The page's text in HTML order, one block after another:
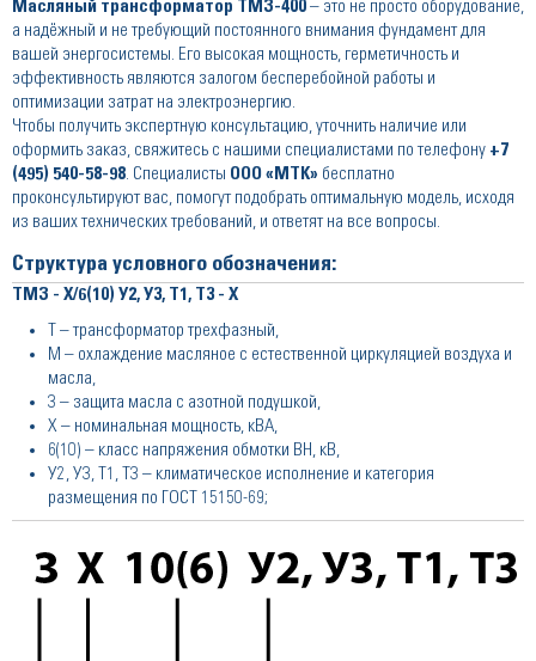
Масляный трансформатор ТМЗ-400 – это не просто оборудование,
а надёжный и не требующий постоянного внимания фундамент для
вашей энергосистемы. Его высокая мощность, герметичность и
эффективность являются залогом бесперебойной работы и
оптимизации затрат на электроэнергию.
Чтобы получить экспертную консультацию, уточнить наличие или
оформить заказ, свяжитесь с нашими специалистами по телефону +7
(495) 540-58-98. Специалисты ООО «МТК» бесплатно
проконсультируют вас, помогут подобрать оптимальную модель, исходя
из ваших технических требований, и ответят на все вопросы.
Структура условного обозначения:
ТМЗ - Х/6(10) У2, У3, Т1, Т3 - Х
Т – трансформатор трехфазный,
М – охлаждение масляное с естественной циркуляцией воздуха и
масла,
3 – защита масла с азотной подушкой,
Х – номинальная мощность, кВА,
6(10) – класс напряжения обмотки ВН, кВ,
У2, У3, Т1, Т3 – климатическое исполнение и категория
размещения по ГОСТ 15150-69;